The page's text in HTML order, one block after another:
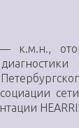
к.м.н.,